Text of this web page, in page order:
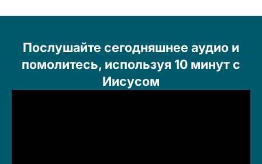
Послушайте сегодняшнее аудио и
помолитесь, используя 10 минут с
Иисусом